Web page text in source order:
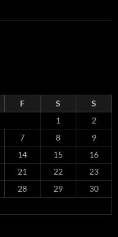
F S
S
1
2
7 8
9
14 15
16
21 22
23
28 29
30